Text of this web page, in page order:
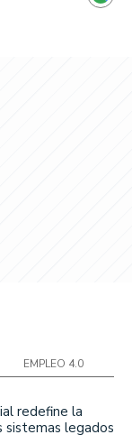
EMPLEO 4.0
redefine la
sistemas legados